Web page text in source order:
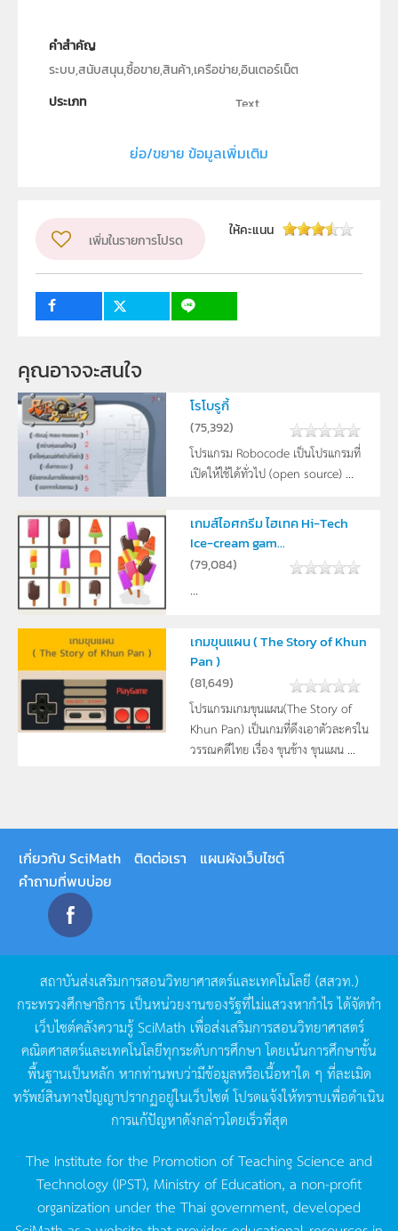
คำสำคัญ
ระบบ,สนับสนุน,ซื้อขาย,สินค้า,เครือข่าย,อินเตอร์เน็ต
ประเภท
Text
ภาควิชาคณิตศาสตร์ สถิติและคอมพิวเตอร์ คณะ
ไวยวิทย์ มูลทรัพย์
ระดับชั้น
ครู, นักเรียน
ย่อ/ขยาย ข้อมูลเพิ่มเติม
เพิ่มในรายการโปรด
ให้คะแนน
คุณอาจจะสนใจ
โรโบรูกี้
(75,392)
โปรแกรม Robocode เป็นโปรแกรมที่
เปิดให้ใช้ได้ทั่วไป (open source) ...
เกมส์ไอศกรีม ไฮเทค Hi-Tech
Ice-cream gam...
(79,084)
...
เกมขุนแผน ( The Story of Khun
Pan )
(81,649)
โปรแกรมเกมขุนแผน(The Story of
Khun Pan) เป็นเกมที่ดึงเอาตัวละครใน
วรรณคดีไทย เรื่อง ขุนช้าง ขุนแผน ...
เกี่ยวกับ SciMath ติดต่อเรา
แผนผังเว็บไซต์
คำถามที่พบบ่อย
สถาบันส่งเสริมการสอนวิทยาศาสตร์และเทคโนโลยี (สสวท.)
กระทรวงศึกษาธิการ เป็นหน่วยงานของรัฐที่ไม่แสวงหากำไรได้จัดทำ
เว็บไซต์คลังความรู้SciMath เพื่อส่งเสริมการสอนวิทยาศาสตร์
คณิตศาสตร์และเทคโนโลยีทุกระดับการศึกษา โดยเน้นการศึกษาขั้น
พื้นฐานเป็นหลัก หากท่านพบว่ามีข้อมูลหรือเนื้อหาใด ๆ ที่ละเมิด
ทรัพย์สินทางปัญญาปรากฏอยู่ในเว็บไซต์โปรดแจ้งให้ทราบเพื่อดำเนิน
การแก้ปัญหาดังกล่าวโดยเร็วที่สุด
The Institute for the Promotion of Teaching Science and
Technology (IPST), Ministry of Education, a non-profit
organization under the Thai government, developed